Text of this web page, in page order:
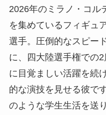
2026年のミラノ・コル
を集めているフィギュ
選手。圧倒的なスピー
に、四大陸選手権での
に目覚ましい活躍を続
的な演技を見せる彼で
のような学生生活を送